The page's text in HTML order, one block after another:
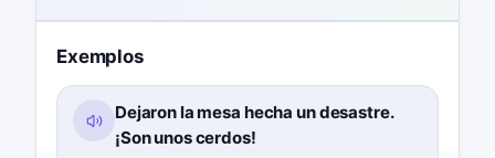
Exemplos
Dejaron la mesa hecha un desastre.
¡Son unos cerdos!